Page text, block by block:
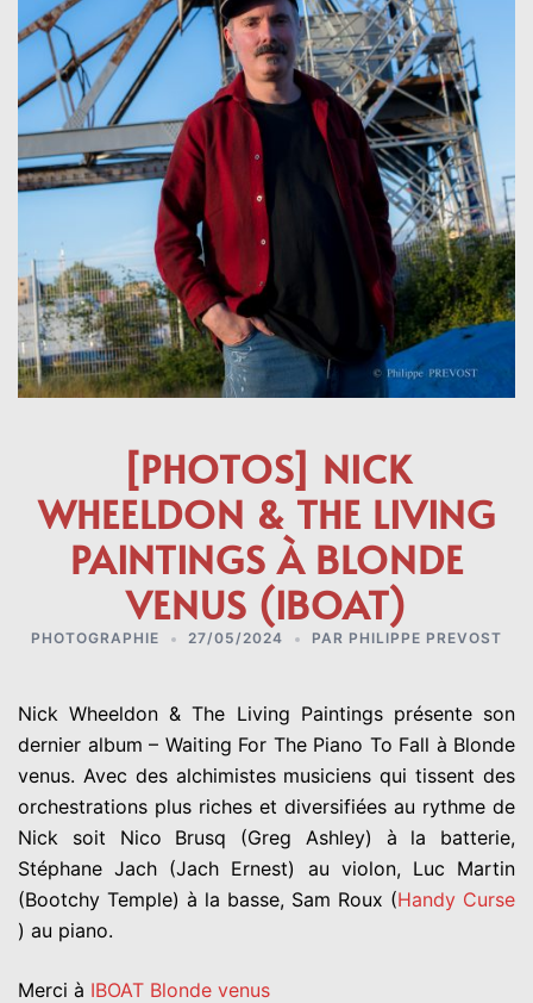
[PHOTOS] NICK
WHEELDON & THE LIVING
PAINTINGS À BLONDE
VENUS (IBOAT)
PHOTOGRAPHIE 27/05/2024 PAR PHILIPPE PREVOST
Nick Wheeldon & The Living Paintings présente son
dernier album – Waiting For The Piano To Fall à Blonde
venus. Avec des alchimistes musiciens qui tissent des
orchestrations plus riches et diversifiées au rythme de
Nick soit Nico Brusq (Greg Ashley) à la batterie,
Stéphane Jach (Jach Ernest) au violon, Luc Martin
(Bootchy Temple) à la basse, Sam Roux (Handy Curse
) au piano.
Merci à IBOAT Blonde venus